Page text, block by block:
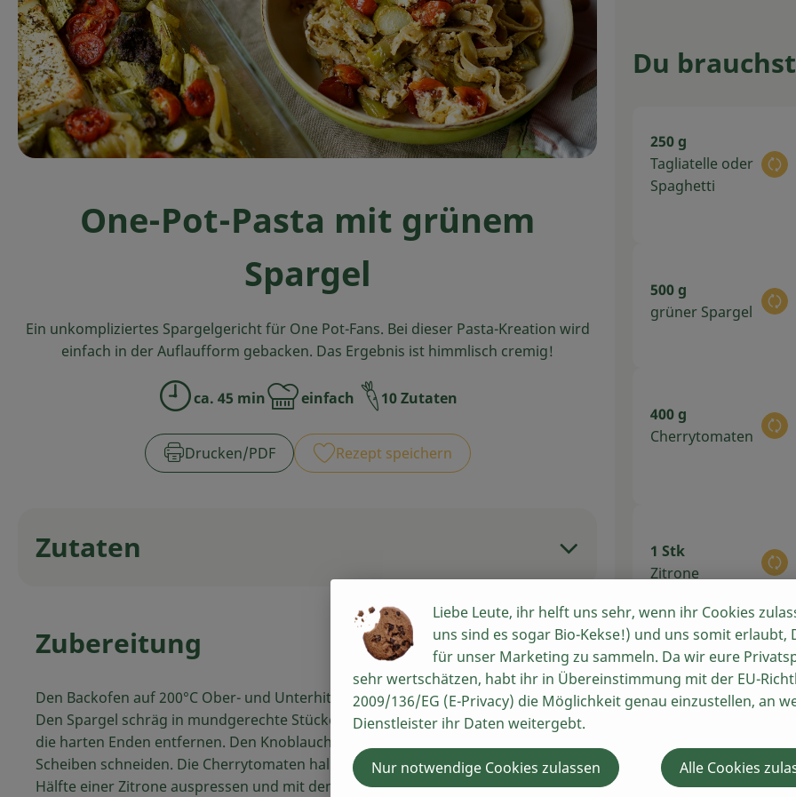
One-Pot-Pasta mit grünem
Spargel
Ein unkompliziertes Spargelgericht für One Pot-Fans. Bei dieser Pasta-Kreation wird
einfach in der Auflaufform gebacken. Das Ergebnis ist himmlisch cremig!
Zubreitungszeit:
ca. 45 minSchwierigkeit:
einfach 10 Zutaten
Drucken​/​PDF Rezept speichern
Zutaten
Zubereitung
Den Backofen auf 200°C Ober- und Unterhitze vorheizen.
Den Spargel schräg in mundgerechte Stücke schneiden und
die harten Enden entfernen. Den Knoblauch schälen und in
Scheiben schneiden. Die Cherrytomaten halbieren. Die
Hälfte einer Zitrone auspressen und mit dem Olivenöl
Du
250 g
Tagliatelle oder
Spaghetti
500 g
grüner Spargel
400 g
Cherrytomaten
1 Stk
Zitrone
180 g
Feta
Liebe Leute, ihr helft uns sehr, wenn ihr Cookies
uns sind es sogar Bio-Kekse!) und uns somit erlaubt,
für unser Marketing zu sammeln. Da wir eure
sehr wertschätzen, habt ihr in Übereinstimmung mit der EU-
2009/136/EG (E-Privacy) die Möglichkeit genau einzustellen, an
Dienstleister ihr Daten weitergebt.
Nur notwendige Cookies zulassen Alle Cookies